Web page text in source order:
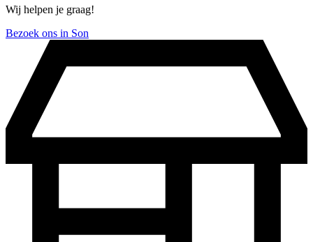
Wij helpen je graag!
Bezoek ons in Son